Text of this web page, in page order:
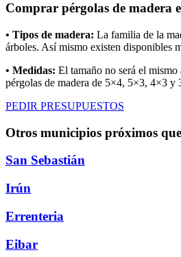
Comprar pérgolas de madera
• Tipos de madera: La familia de la
árboles. Así mismo existen disponibles
• Medidas: El tamaño no será el mismo
pérgolas de madera de 5×4, 5×3, 4×3 y
PEDIR PRESUPUESTOS
Otros municipios próximos
San Sebastián
Irún
Errenteria
Eibar